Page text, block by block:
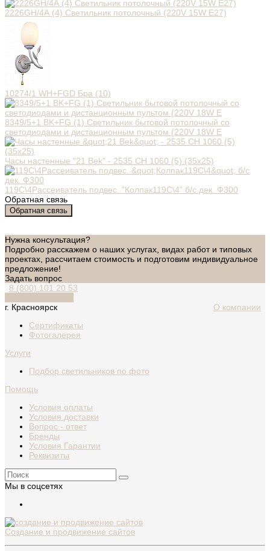
2226GH/4А (4) Светильник потолочный (220V 15W E27)
10274/1 WH+FGD Бра (10)
8349/5+1 BK+FG (1) Светильник бытовой потолочный со
светодиодами и дистанционным пультом (220V 18W E
Часы настенные "21 Bek" - 2535 СН 1060 (5) (35х25)
119С\4Рассеиватель подвес. "Колпак119С\4" б/с дек. Ф300
Обратная связь
Обратная связь
Нужна консультация?
Подробно расскажем о наших услугах, видах работ и типовых
проектах, рассчитаем стоимость и подготовим индивидуальное
предложение!
Задать вопрос
8 (800) 101 20 53
г. Красноярск
О компании
Сертификаты
Фотогалерея
Услуги
Подбор светильников по фото
Помощь
Условия оплаты
Условия доставки
Вопрос - ответ
Бренды
Условия Гарантии
Реквизиты
Мы в соцсетях
Создание и продвижение сайтов